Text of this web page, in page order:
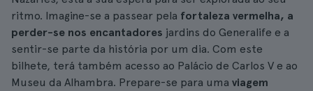
ritmo. Imagine-se a passear pela fortaleza vermelha, a
perder-se nos encantadores jardins do Generalife e a
sentir-se parte da história por um dia. Com este
bilhete, terá também acesso ao Palácio de Carlos V e ao
Museu da Alhambra. Prepare-se para uma viagem